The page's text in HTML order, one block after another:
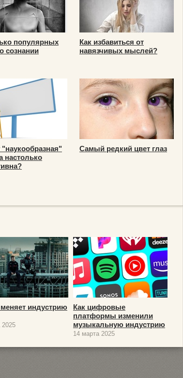
популярных
сознании
Как избавиться от
навязчивых мыслей?
настолько
Самый редкий цвет глаз
индустрию
2025
Как цифровые
платформы изменили
музыкальную индустрию
14 марта 2025